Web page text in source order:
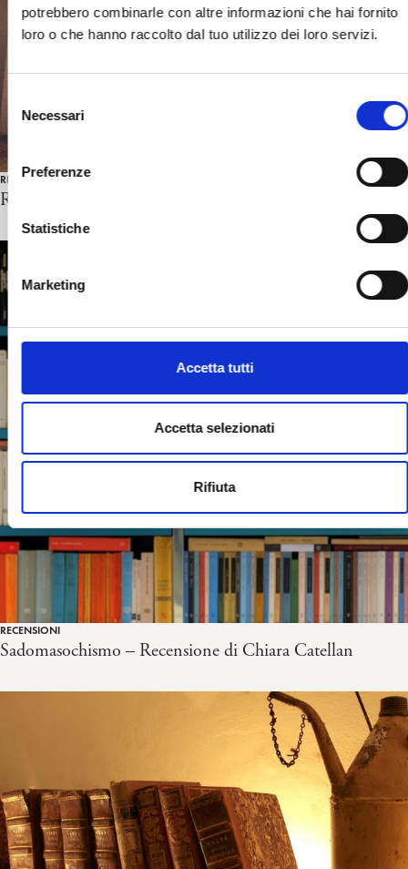
potrebbero combinarle con altre informazioni che hai fornito
loro o che hanno raccolto dal tuo utilizzo dei loro servizi.
l
e
z
i
e
d
l
c
s
e
o
Necessari
Preferenze
Statistiche
Marketing
Accetta tutti
Accetta selezionati
Rifiuta
RECENSIONI CINEMA
Reality
RECENSIONI
Sadomasochismo – Recensione di Chiara Catellan